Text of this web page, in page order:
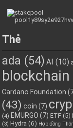
Thẻ
ada (54) AI (10)
blockchain
Cardano Foundation
(43) coin (7)
(4) EMURGO (7) ETF (5)
(3) Hydra (6) Hợp đồng